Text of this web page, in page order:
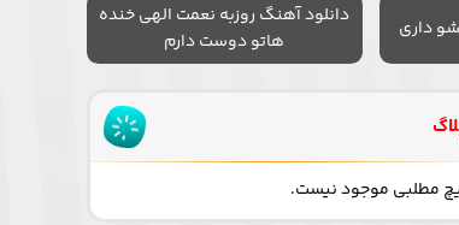
داری
دانلود آهنگ روزبه نعمت الهی خنده
هاتو دوست دارم
مطلبی موجود نیست.